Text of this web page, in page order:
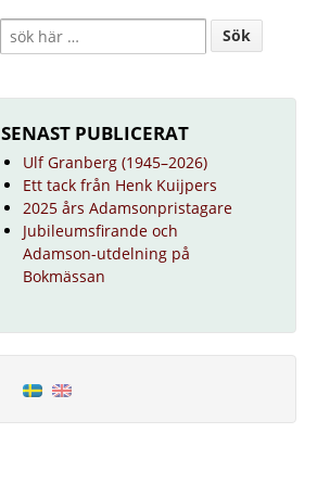
SENAST PUBLICERAT
Ulf Granberg (1945–2026)
Ett tack från Henk Kuijpers
2025 års Adamsonpristagare
Jubileumsfirande och
Adamson-utdelning på
Bokmässan